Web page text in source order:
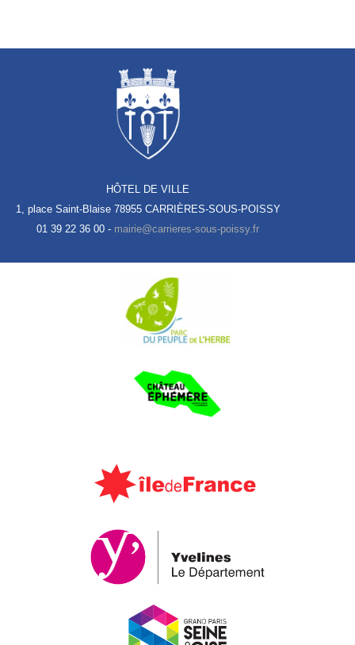
HÔTEL DE VILLE
1, place Saint-Blaise 78955 CARRIÈRES-SOUS-POISSY
01 39 22 36 00 -